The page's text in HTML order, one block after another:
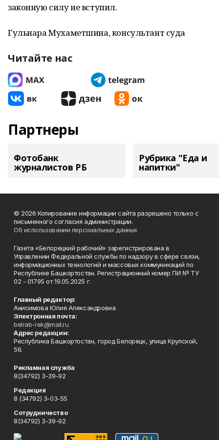
законную силу не вступил.
Гульнара Мухаметшина, консультант суда
Читайте нас
Партнеры
Фотобанк
журналистов РБ
Рубрика "Еда и
напитки"
© 2026 Копирование информации сайта разрешено только с
письменного согласия администрации.
Об использовании персональных данных
Газета «Белорецкий рабочий» зарегистрирована в
Управлении Федеральной службы по надзору в сфере связи,
информационных технологий и массовых коммуникаций по
Республике Башкортостан. Регистрационный номер ПИ № ТУ
02 - 01795 от 19.05.2025 г.
Главный редактор:
Анисимова Юлия Александровна
Электронная почта:
belrab-rek@mail.ru
Адрес редакции:
Республика Башкортостан, город Белорецк, улица Крупской,
56.
Рекламная служба
8(34792) 3-39-92
Редакция
8 (34792) 3-03-55
Сотрудничество
8(34792) 3-39-92